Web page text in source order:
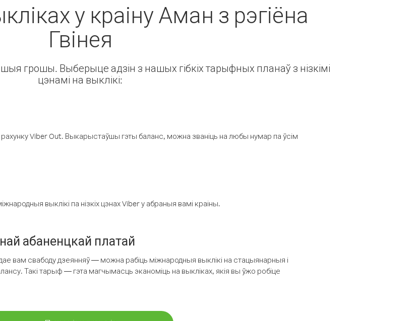
у краіну Аман з рэгіёна
Гвінея
грошы. Выберыце адзін з нашых гібкіх тарыфных планаў з нізкімі
цэнамі на выклікі:
Viber Out. Выкарыстаўшы гэты баланс, можна званіць на любы нумар па ўсім
выклікі па нізкіх цэнах Viber у абраныя вамі краіны.
абаненцкай платай
вам свабоду дзеянняў — можна рабіць міжнародныя выклікі на стацыянарныя і
Такі тарыф — гэта магчымасць эканоміць на выкліках, якія вы ўжо робіце